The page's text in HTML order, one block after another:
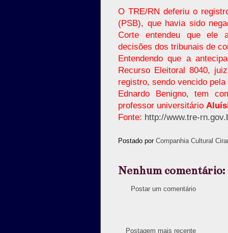
O TRE/RN deferiu o
(PSB), que havia sido
Corte entendeu que ele
decisões dos tribunais de
Entendendo que a
Recurso Eleitoral 8040,
registro, sendo vencido
Ednardo Benigno, tem
professor universitário
Fonte: http://www.tre-
Postado por Companhia Cultural
Nenhum comentário:
Postar um comentário
Postagem mais recente